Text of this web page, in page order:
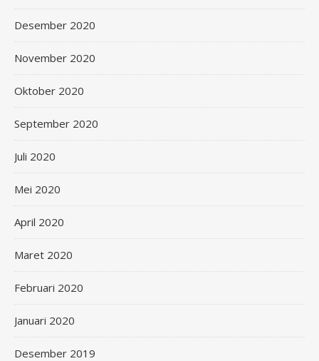
Desember 2020
November 2020
Oktober 2020
September 2020
Juli 2020
Mei 2020
April 2020
Maret 2020
Februari 2020
Januari 2020
Desember 2019